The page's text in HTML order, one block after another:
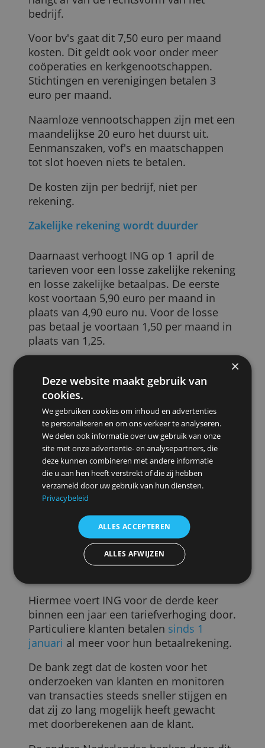
Normaal komen de kosten hiervan voor
rekening van de bank. Maar ING heeft nu
besloten om zakelijke klanten daar aan
mee te laten betalen. Hoeveel dat is,
hangt af van de rechtsvorm van het
bedrijf.
Voor bv's gaat dit 7,50 euro per maand
kosten. Dit geldt ook voor onder meer
coöperaties en kerkgenootschappen.
Stichtingen en verenigingen betalen 3
euro per maand.
Naamloze vennootschappen zijn met
Eenmanszaken, vof's en maatschappen
tot slot hoeven niets te betalen.
De kosten zijn per bedrijf, niet per
rekening.
Zakelijke rekening wordt duurder
Daarnaast verhoogt ING op 1 april de
tarieven voor een losse zakelijke
en losse zakelijke betaalpas. De eerste
kost voortaan 5,90 euro per maand in
plaats van 4,90 euro nu. Voor de losse
pas betaal je voortaan 1,50 per maand in
plaats van 1,25.
Heb je daarentegen het
Ondernemerspakket – waarin één
rekening, één pas en internetbankieren
via Mijn ING zijn inbegrepen – dan
verandert er niets en krijg je met geen
prijsverhoging te maken. Het tarief
hiervoor blijft 9,90 euro per maand
oftewel 118,80 per jaar.
Klanten die een losse rekening, pas en
internetbankieren hebben, worden na 1
april automatisch overgezet naar het
Ondernemerspakket, zodat ze niet méér
gaan betalen.
Deze website maakt gebruik van
cookies.
We gebruiken cookies om inhoud en advertenties
te personaliseren en om ons verkeer te analyseren.
We delen ook informatie over uw gebruik van onze
site met onze advertentie- en analysepartners, die
deze kunnen combineren met andere informatie
die u aan hen heeft verstrekt of die zij hebben
verzameld door uw gebruik van hun diensten.
ALLES ACCEPTEREN
ALLES AFWIJZEN